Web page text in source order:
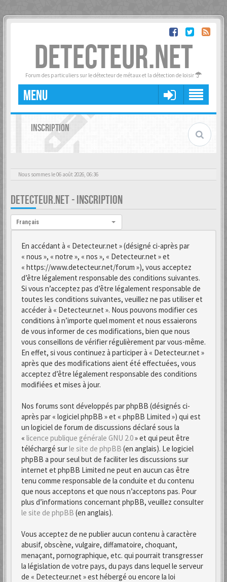
DETECTEUR.NET
Forum des particuliers sur le détecteur de métaux et la détection de loisir
MENU
INSCRIPTION
Nous sommes le 06 août 2026, 06:36
DETECTEUR.NET - INSCRIPTION
Langue :
Français
En accédant à « Detecteur.net » (désigné ci-après par
« nous », « notre », « nos », « Detecteur.net » et
« https://www.detecteur.net/forum »), vous acceptez
d’être légalement responsable des conditions suivantes.
Si vous n’acceptez pas d’être légalement responsable de
toutes les conditions suivantes, veuillez ne pas utiliser et
accéder à « Detecteur.net ». Nous pouvons modifier ces
conditions à n’importe quel moment et nous essaierons
de vous informer de ces modifications, bien que nous
vous conseillons de vérifier régulièrement par vous-même.
En effet, si vous continuez à participer à « Detecteur.net »
après que des modifications aient été effectuées, vous
acceptez d’être légalement responsable des conditions
modifiées et mises à jour.
Nos forums sont développés par phpBB (désignés ci-
après par « logiciel phpBB » et « phpBB Limited ») qui est
un logiciel de forum de discussions déclaré sous la
« licence publique générale GNU 2.0» et qui peut être
téléchargé surle site de phpBB (en anglais). Le logiciel
phpBB a pour seul but de faciliter les discussions sur
internet et phpBB Limited ne peut en aucun cas être
tenu comme responsable de la conduite et du contenu
que nous acceptons et que nous n’acceptons pas. Pour
plus d’informations concernant phpBB, veuillez consulter
le site de phpBB (en anglais).
Vous acceptez de ne publier aucun contenu à caractère
abusif, obscène, vulgaire, diffamatoire, choquant,
menaçant, pornographique, etc. qui pourrait transgresser
la législation de votre pays, du pays dans lequel le serveur
de « Detecteur.net » est hébergé ou encore la loi